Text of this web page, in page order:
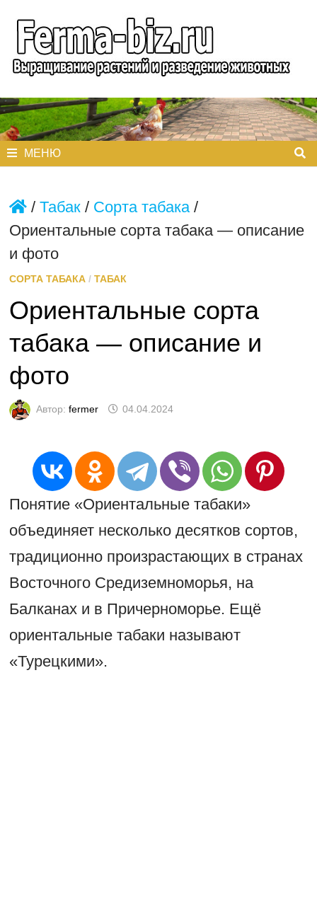
содержимому
МЕНЮ
/ Табак/ Сорта табака/
Ориентальные сорта табака — описание
и фото
СОРТА ТАБАКА/ ТАБАК
Ориентальные сорта
табака — описание и
фото
Автор: fermer 04.04.2024
Понятие «Ориентальные табаки»
объединяет несколько десятков сортов,
традиционно произрастающих в странах
Восточного Средиземноморья, на
Балканах и в Причерноморье. Ещё
ориентальные табаки называют
«Турецкими».